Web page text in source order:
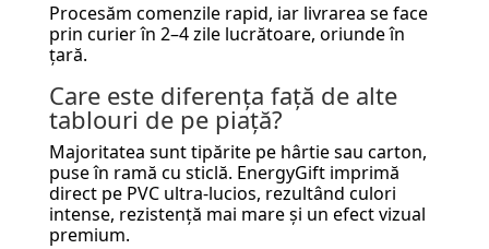
Procesăm comenzile rapid, iar livrarea se face
prin curier în 2–4 zile lucrătoare, oriunde în
țară.
Care este diferența față de alte
tablouri de pe piață?
Majoritatea sunt tipărite pe hârtie sau carton,
puse în ramă cu sticlă. EnergyGift imprimă
direct pe PVC ultra-lucios, rezultând culori
intense, rezistență mai mare și un efect vizual
premium.